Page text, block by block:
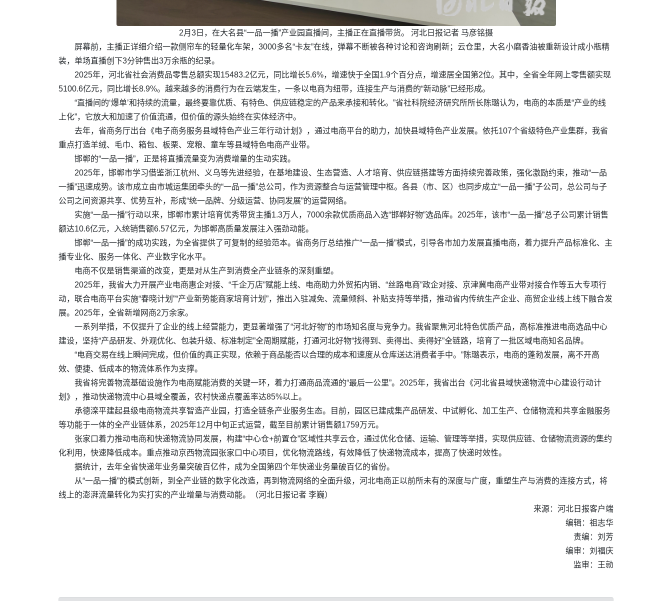
2月3日，在大名县“一品一播”产业园直播间，主播正在直播带货。 河北日报记者 马彦铭摄
屏幕前，主播正详细介绍一款侧帘车的轻量化车架，3000多名“卡友”在线，弹幕不断被各种讨论和咨询刷新；云仓里，大名小磨香油被重新设计成小瓶精
装，单场直播创下3分钟售出3万余瓶的纪录。
2025年，河北省社会消费品零售总额实现15483.2亿元，同比增长5.6%，增速快于全国1.9个百分点，增速居全国第2位。其中，全省全年网上零售额实现
5100.6亿元，同比增长8.9%。越来越多的消费行为在云端发生，一条以电商为纽带，连接生产与消费的“新动脉”已经形成。
“直播间的‘爆单’和持续的流量，最终要靠优质、有特色、供应链稳定的产品来承接和转化。”省社科院经济研究所所长陈璐认为，电商的本质是“产业的线
上化”，它放大和加速了价值流通，但价值的源头始终在实体经济中。
去年，省商务厅出台《电子商务服务县域特色产业三年行动计划》，通过电商平台的助力，加快县域特色产业发展。依托107个省级特色产业集群，我省
重点打造羊绒、毛巾、箱包、板栗、宠粮、童车等县域特色电商产业带。
邯郸的“一品一播”，正是将直播流量变为消费增量的生动实践。
2025年，邯郸市学习借鉴浙江杭州、义乌等先进经验，在基地建设、生态营造、人才培育、供应链搭建等方面持续完善政策，强化激励约束，推动“一品
一播”迅速成势。该市成立由市城运集团牵头的“一品一播”总公司，作为资源整合与运营管理中枢。各县（市、区）也同步成立“一品一播”子公司，总公司与子
公司之间资源共享、优势互补，形成“统一品牌、分级运营、协同发展”的运营网络。
实施“一品一播”行动以来，邯郸市累计培育优秀带货主播1.3万人，7000余款优质商品入选“邯郸好物”选品库。2025年，该市“一品一播”总子公司累计销售
额达10.6亿元，入统销售额6.57亿元，为邯郸高质量发展注入强劲动能。
邯郸“一品一播”的成功实践，为全省提供了可复制的经验范本。省商务厅总结推广“一品一播”模式，引导各市加力发展直播电商，着力提升产品标准化、主
播专业化、服务一体化、产业数字化水平。
电商不仅是销售渠道的改变，更是对从生产到消费全产业链条的深刻重塑。
2025年，我省大力开展产业电商惠企对接、“千企万店”赋能上线、电商助力外贸拓内销、“丝路电商”政企对接、京津冀电商产业带对接合作等五大专项行
动，联合电商平台实施“春晓计划”“产业新势能商家培育计划”，推出入驻减免、流量倾斜、补贴支持等举措，推动省内传统生产企业、商贸企业线上线下融合发
展。2025年，全省新增网商2万余家。
一系列举措，不仅提升了企业的线上经营能力，更显著增强了“河北好物”的市场知名度与竞争力。我省聚焦河北特色优质产品，高标准推进电商选品中心
建设，坚持“产品研发、外观优化、包装升级、标准制定”全周期赋能，打通河北好物“找得到、卖得出、卖得好”全链路，培育了一批区域电商知名品牌。
“电商交易在线上瞬间完成，但价值的真正实现，依赖于商品能否以合理的成本和速度从仓库送达消费者手中。”陈璐表示，电商的蓬勃发展，离不开高
效、便捷、低成本的物流体系作为支撑。
我省将完善物流基础设施作为电商赋能消费的关键一环，着力打通商品流通的“最后一公里”。2025年，我省出台《河北省县域快递物流中心建设行动计
划》，推动快递物流中心县域全覆盖，农村快递点覆盖率达85%以上。
承德滦平建起县级电商物流共享智造产业园，打造全链条产业服务生态。目前，园区已建成集产品研发、中试孵化、加工生产、仓储物流和共享金融服务
等功能于一体的全产业链体系，2025年12月中旬正式运营，截至目前累计销售额1759万元。
张家口着力推动电商和快递物流协同发展，构建“中心仓+前置仓”区域性共享云仓，通过优化仓储、运输、管理等举措，实现供应链、仓储物流资源的集约
化利用，快速降低成本。重点推动京西物流园张家口中心项目，优化物流路线，有效降低了快递物流成本，提高了快递时效性。
据统计，去年全省快递年业务量突破百亿件，成为全国第四个年快递业务量破百亿的省份。
从“一品一播”的模式创新，到全产业链的数字化改造，再到物流网络的全面升级，河北电商正以前所未有的深度与广度，重塑生产与消费的连接方式，将
线上的澎湃流量转化为实打实的产业增量与消费动能。（河北日报记者 李巍）
来源：河北日报客户端
编辑：祖志华
责编：刘芳
编审：刘福庆
监审：王勍